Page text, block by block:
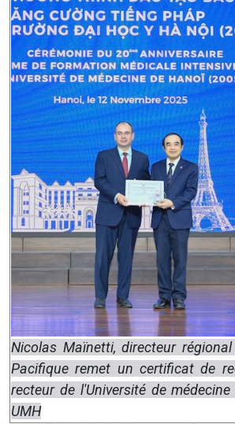
Nicolas Maïnetti, directeur
Pacifique remet un certificat de
recteur de l'Université de
UMH